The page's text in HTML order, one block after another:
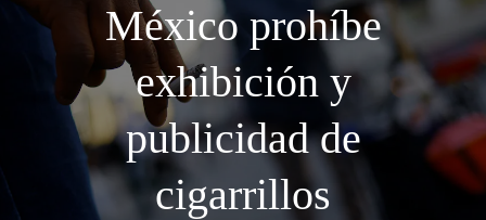
México prohíbe
exhibición y
publicidad de
cigarrillos